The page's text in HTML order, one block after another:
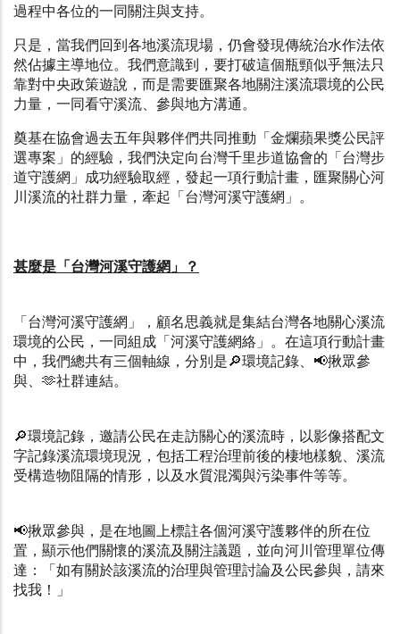
過程中各位的一同關注與支持。
只是，當我們回到各地溪流現場，仍會發現傳統治水作法依
然佔據主導地位。我們意識到，要打破這個瓶頸似乎無法只
靠對中央政策遊說，而是需要匯聚各地關注溪流環境的公民
力量，一同看守溪流、參與地方溝通。
奠基在協會過去五年與夥伴們共同推動「金爛蘋果獎公民評
選專案」的經驗，我們決定向台灣千里步道協會的「台灣步
道守護網」成功經驗取經，發起一項行動計畫，匯聚關心河
川溪流的社群力量，牽起「台灣河溪守護網」。
甚麼是「台灣河溪守護網」？
「台灣河溪守護網」，顧名思義就是集結台灣各地關心溪流
環境的公民，一同組成「河溪守護網絡」。在這項行動計畫
中，我們總共有三個軸線，分別是🔎環境記錄、📢揪眾參
與、🫶社群連結。
🔎環境記錄，邀請公民在走訪關心的溪流時，以影像搭配文
字記錄溪流環境現況，包括工程治理前後的棲地樣貌、溪流
受構造物阻隔的情形，以及水質混濁與污染事件等等。
📢揪眾參與，是在地圖上標註各個河溪守護夥伴的所在位
置，顯示他們關懷的溪流及關注議題，並向河川管理單位傳
達：「如有關於該溪流的治理與管理討論及公民參與，請來
找我！」